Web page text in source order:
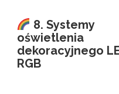
8. Systemy
oświetlenia
dekoracyjnego
RGB